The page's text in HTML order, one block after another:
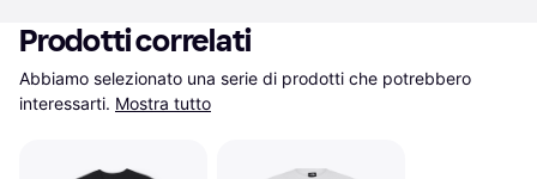
Prodotti correlati
Abbiamo selezionato una serie di prodotti che potrebbero
interessarti. Mostra tutto